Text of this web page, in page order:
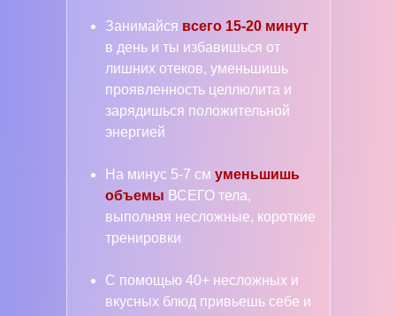
Занимайся всего 15-20 минут
в день и ты избавишься от
лишних отеков, уменьшишь
проявленность целлюлита и
зарядишься положительной
энергией
На минус 5-7 см уменьшишь
объемы ВСЕГО тела,
выполняя несложные, короткие
тренировки
С помощью 40+ несложных и
вкусных блюд привьешь себе и